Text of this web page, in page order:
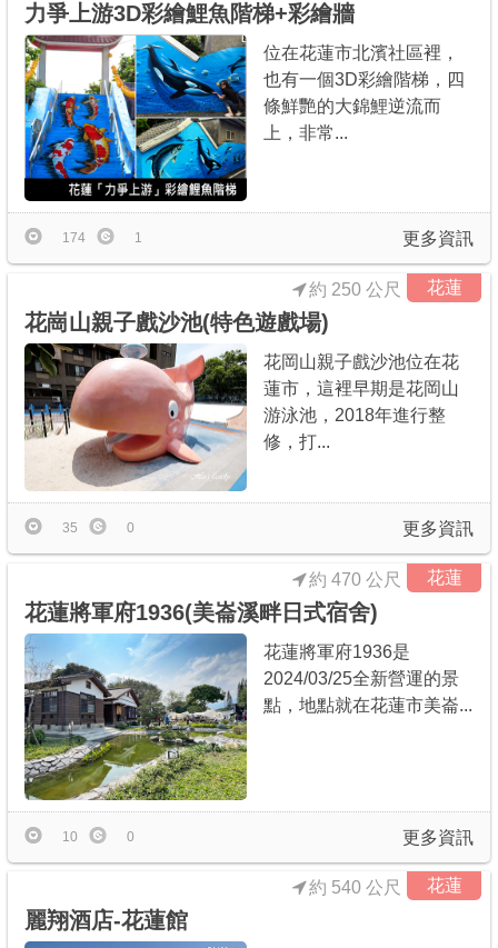
力爭上游3D彩繪鯉魚階梯+彩繪牆
位在花蓮市北濱社區裡，
也有一個3D彩繪階梯，四
條鮮艷的大錦鯉逆流而
上，非常...
更多資訊
174 1
花蓮
花崗山親子戲沙池(特色遊戲場)
約 250 公尺
花岡山親子戲沙池位在花
蓮市，這裡早期是花岡山
游泳池，2018年進行整
修，打...
更多資訊
35 0
花蓮
花蓮將軍府1936(美崙溪畔日式宿舍)
約 470 公尺
花蓮將軍府1936是
2024/03/25全新營運的景
點，地點就在花蓮市美崙...
更多資訊
10 0
花蓮
麗翔酒店-花蓮館
約 540 公尺